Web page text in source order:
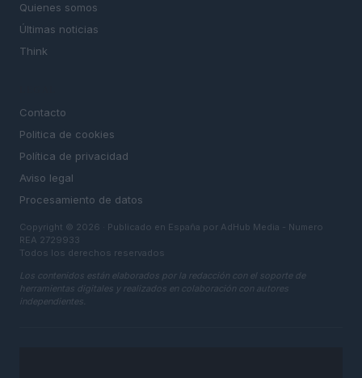
Quienes somos
Últimas noticias
Think
Contacto
Politica de cookies
Política de privacidad
Aviso legal
Procesamiento de datos
Copyright © 2026 · Publicado en España por AdHub Media - Numero
REA 2729933
Todos los derechos reservados
Los contenidos están elaborados por la redacción con el soporte de
herramientas digitales y realizados en colaboración con autores
independientes.